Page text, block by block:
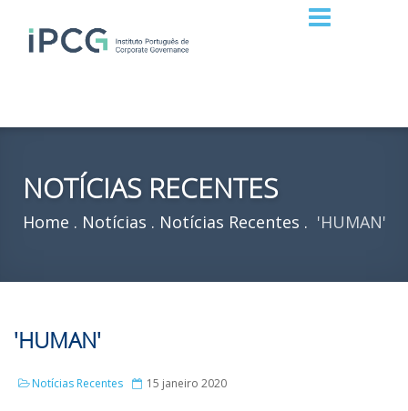
NOTÍCIAS RECENTES
Home Notícias Notícias Recentes 'HUMAN'
'HUMAN'
Notícias Recentes 15 janeiro 2020